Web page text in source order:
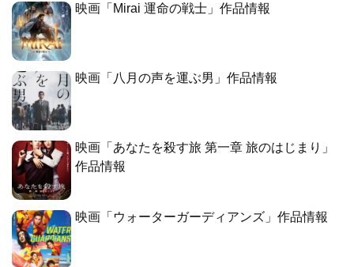
映画「Mirai 運命の戦士」作品情報
映画「八月の声を運ぶ男」作品情報
映画「あなたを殺す旅 第一章 旅のはじまり」
作品情報
映画「ウォーターガーディアンズ」作品情報